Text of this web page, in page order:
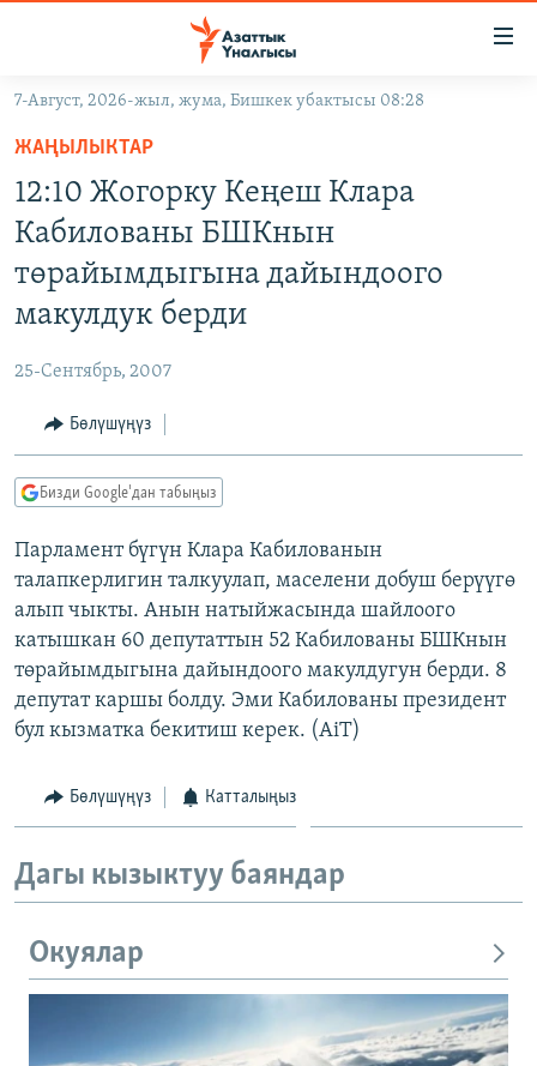
Навигацияга
өтүңүз
салыңызКЫРГЫЗСТАН
САЯСАТ
ДҮЙНӨ
ДҮЙНӨ
УКРАИНА
АТАЙЫН ИЛИКТӨӨ
БҮГҮН АЗАТТЫКТА
ЭКСПЕРТТЕР ТАЛДАЙТ
БИЗ ЖАНА ДҮЙНӨ
ЭЖЕ-СИҢДИЛЕР
АЗАТТЫК+
ЫҢГАЙСЫЗ СУРООЛОР
ПОДКАСТ
ӨЗГӨЧӨ ПИКИР
Русский
ОНЛАЙН ШЕРИНЕ
ЭЕ/АРнун бардык сайттары
7-Август, 2026-жыл, жума, Бишкек убактысы 08:28
ЖАҢЫЛЫКТАР
12:10 Жогорку Кеңеш Клара
Кабилованы БШКнын
төрайымдыгына дайындоого
макулдук берди
25-Сентябрь, 2007
Бөлүшүңүз
Бизди Google'дан табыңыз
Парламент бүгүн Клара Кабилованын
талапкерлигин талкуулап, маселени добуш берүүгө
алып чыкты. Анын натыйжасында шайлоого
катышкан 60 депутаттын 52 Кабилованы БШКнын
төрайымдыгына дайындоого макулдугун берди. 8
депутат каршы болду. Эми Кабилованы президент
бул кызматка бекитиш керек. (AiT)
Бөлүшүңүз Катталыңыз
Дагы кызыктуу баяндар
Окуялар